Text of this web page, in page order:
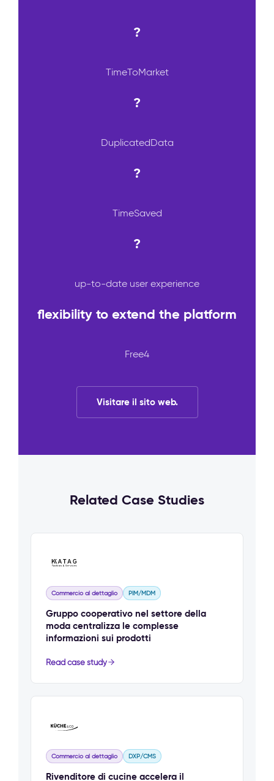
?
TimeToMarket
?
DuplicatedData
?
TimeSaved
?
up-to-date user experience
flexibility to extend the platform
Free4
Visitare il sito web.
Related Case Studies
Commercio al dettaglio PIM/MDM
Gruppo cooperativo nel settore della
moda centralizza le complesse
informazioni sui prodotti
Read case study
Commercio al dettaglio DXP/CMS
Rivenditore di cucine accelera il